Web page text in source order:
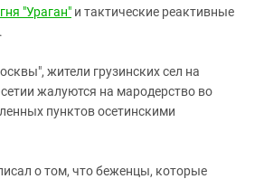
"Ураган" и тактические реактивные
жители грузинских сел на
жалуются на мародерство во
пунктов осетинскими
о том, что беженцы, которые